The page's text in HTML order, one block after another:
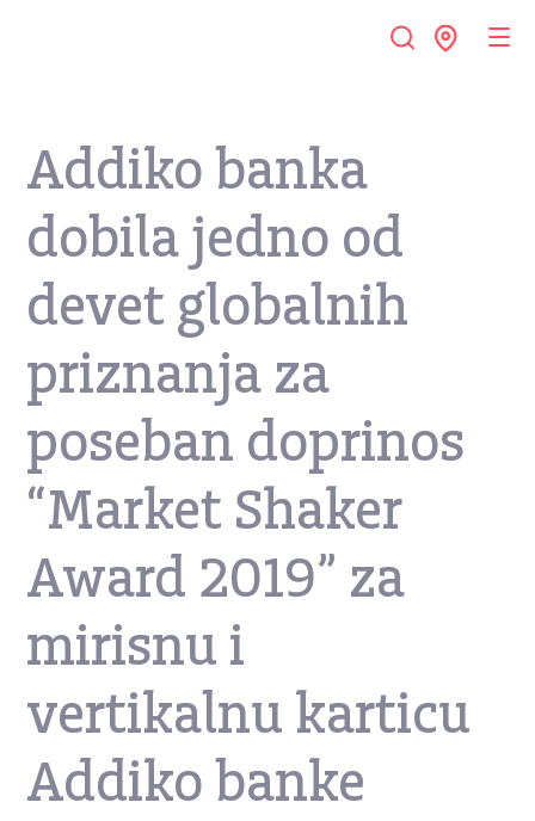
Addiko banka
dobila jedno od
devet globalnih
priznanja za
poseban doprinos
“Market Shaker
Award 2019” za
mirisnu i
vertikalnu karticu
Addiko banke